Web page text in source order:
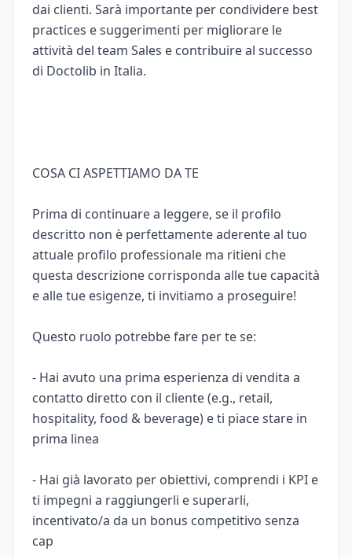
dai clienti. Sarà importante per condividere best
practices e suggerimenti per migliorare le
attività del team Sales e contribuire al successo
di Doctolib in Italia.
COSA CI ASPETTIAMO DA TE
Prima di continuare a leggere, se il profilo
descritto non è perfettamente aderente al tuo
attuale profilo professionale ma ritieni che
questa descrizione corrisponda alle tue capacità
e alle tue esigenze, ti invitiamo a proseguire!
Questo ruolo potrebbe fare per te se:
- Hai avuto una prima esperienza di vendita a
contatto diretto con il cliente (e.g., retail,
hospitality, food & beverage) e ti piace stare in
prima linea
- Hai già lavorato per obiettivi, comprendi i KPI e
ti impegni a raggiungerli e superarli,
incentivato/a da un bonus competitivo senza
cap